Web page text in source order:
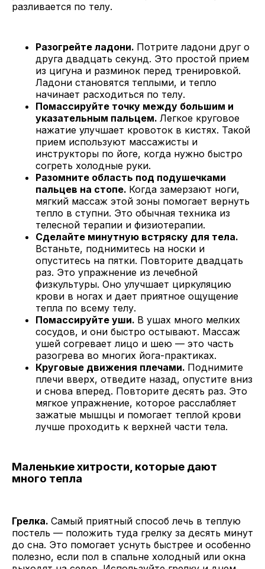
разливается по телу.
Разогрейте ладони. Потрите ладони друг о
друга двадцать секунд. Это простой прием
из цигуна и разминок перед тренировкой.
Ладони становятся теплыми, и тепло
начинает расходиться по телу.
Помассируйте точку между большим и
указательным пальцем. Легкое круговое
нажатие улучшает кровоток в кистях. Такой
прием используют массажисты и
инструкторы по йоге, когда нужно быстро
согреть холодные руки.
Разомните область под подушечками
пальцев на стопе. Когда замерзают ноги,
мягкий массаж этой зоны помогает вернуть
тепло в ступни. Это обычная техника из
телесной терапии и физиотерапии.
Сделайте минутную встряску для тела.
Встаньте, поднимитесь на носки и
опуститесь на пятки. Повторите двадцать
раз. Это упражнение из лечебной
физкультуры. Оно улучшает циркуляцию
крови в ногах и дает приятное ощущение
тепла по всему телу.
Помассируйте уши. В ушах много мелких
сосудов, и они быстро остывают. Массаж
ушей согревает лицо и шею — это часть
разогрева во многих йога-практиках.
Круговые движения плечами. Поднимите
плечи вверх, отведите назад, опустите вниз
и снова вперед. Повторите десять раз. Это
мягкое упражнение, которое расслабляет
зажатые мышцы и помогает теплой крови
лучше проходить к верхней части тела.
Маленькие хитрости, которые дают
много тепла
Грелка. Самый приятный способ лечь в теплую
постель — положить туда грелку за десять минут
до сна. Это помогает уснуть быстрее и особенно
полезно, если пол в спальне холодный или окна